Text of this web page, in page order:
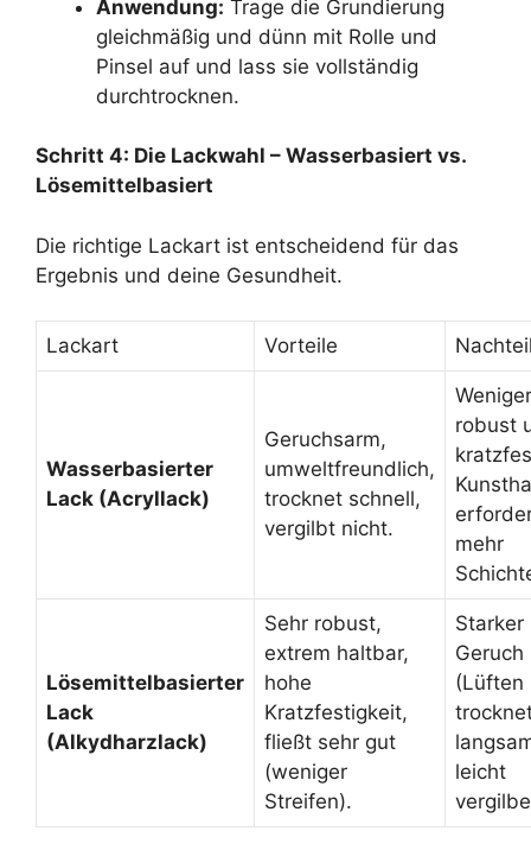
Anwendung: Trage die Grundierung
gleichmäßig und dünn mit Rolle und
Pinsel auf und lass sie vollständig
durchtrocknen.
Schritt 4: Die Lackwahl – Wasserbasiert vs.
Lösemittelbasiert
Die richtige Lackart ist entscheidend für das
Ergebnis und deine Gesundheit.
Lackart Vorteile
Wasserbasierter
Lack (Acryllack)
Geruchsarm,
umweltfreundlich,
trocknet schnell,
vergilbt nicht.
Weniger
robust
mehr
Lösemittelbasierter
Lack
(Alkydharzlack)
Sehr robust,
extrem haltbar,
hohe
Kratzfestigkeit,
fließt sehr gut
(weniger
Streifen).
Starker
Geruch
(Lüften
leicht